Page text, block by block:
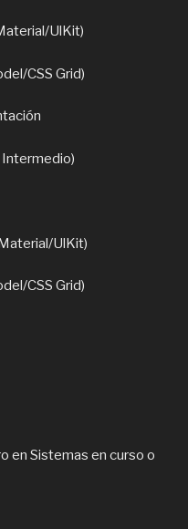
UlKit)
CSS Grid)
UlKit)
CSS Grid)
en Sistemas en curso o